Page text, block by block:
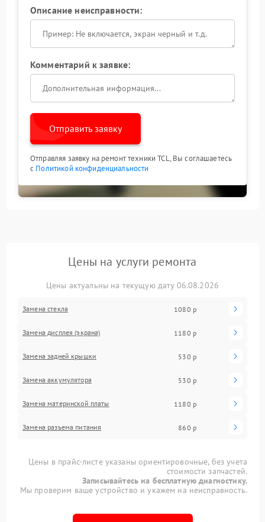
Описание неисправности:
Комментарий к заявке:
Отправить заявку
Отправляя заявку на ремонт техники TCL, Вы соглашаетесь
с Политикой конфиденциальности
Цены на услуги ремонта
Цены актуальны на текущую дату 06.08.2026
Замена стекла 1080 р
Замена дисплея (экрана) 1180 р
Замена задней крышки 530 р
Замена аккумулятора 530 р
Замена материнской платы 1180 р
Замена разъема питания 860 р
Цены в прайс-листе указаны ориентировочные, без учета
стоимости запчастей.
Записывайтесь на бесплатную диагностику.
Мы проверим ваше устройство и укажем на неисправность.